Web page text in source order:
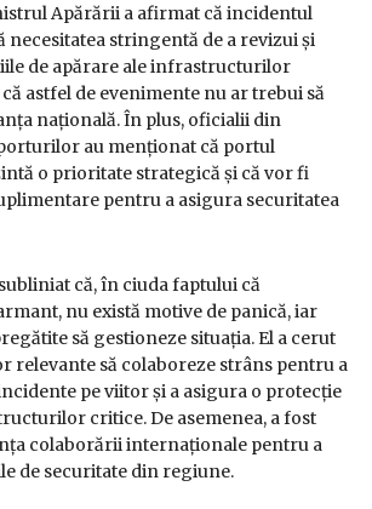
Apărării a afirmat că incidentul
necesitatea stringentă de a revizui și
de apărare ale infrastructurilor
astfel de evenimente nu ar trebui să
națională. În plus, oficialii din
au menționat că portul
o prioritate strategică și că vor fi
pentru a asigura securitatea
că, în ciuda faptului că
nu există motive de panică, iar
să gestioneze situația. El a cerut
să colaboreze strâns pentru a
pe viitor și a asigura o protecție
critice. De asemenea, a fost
colaborării internaționale pentru a
de securitate din regiune.